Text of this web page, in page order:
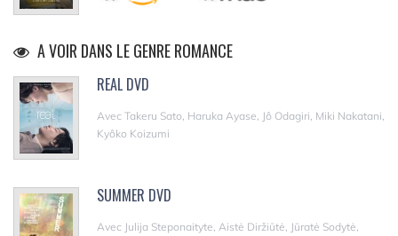
A VOIR DANS LE GENRE ROMANCE
REAL DVD
Avec Takeru Sato, Haruka Ayase, Jô Odagiri, Miki Nakatani,
Kyôko Koizumi
SUMMER DVD
Avec Julija Steponaityte, Aistė Diržiūtė, Jūratė Sodytė,